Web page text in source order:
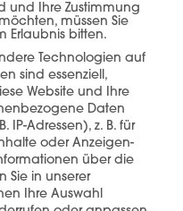
und Ihre Zustimmung
müssen Sie
Erlaubnis bitten.
Technologien auf
sind essenziell,
Website und Ihre
Daten
IP-Adressen), z. B. für
oder Anzeigen-
über die
Sie in unserer
Ihre Auswahl